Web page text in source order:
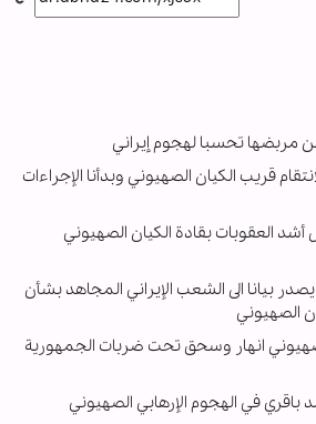
مربضها تحسبا لهجوم إيراني
قريب الكيان الصهيوني وبدأنا الإجراءات
أشد العقوبات بقادة الكيان الصهيوني
يصدر بيانا الى الشعب الإيراني المجاهد بشأن
الصهيوني
انهار وسحق تحت ضربات الجمهورية
باقري في الهجوم الإرهابي الصهيوني